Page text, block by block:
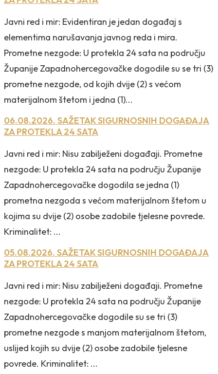
Javni red i mir: Evidentiran je jedan događaj s
elementima narušavanja javnog reda i mira.
Prometne nezgode: U protekla 24 sata na području
Županije Zapadnohercegovačke dogodile su se tri (3)
prometne nezgode, od kojih dvije (2) s većom
materijalnom štetom i jedna (1)...
06.08.2026. SAŽETAK SIGURNOSNIH DOGAĐAJA
ZA PROTEKLA 24 SATA
Javni red i mir: Nisu zabilježeni događaji. Prometne
nezgode: U protekla 24 sata na području Županije
Zapadnohercegovačke dogodila se jedna (1)
prometna nezgoda s većom materijalnom štetom u
kojima su dvije (2) osobe zadobile tjelesne povrede.
Kriminalitet: ...
05.08.2026. SAŽETAK SIGURNOSNIH DOGAĐAJA
ZA PROTEKLA 24 SATA
Javni red i mir: Nisu zabilježeni događaji. Prometne
nezgode: U protekla 24 sata na području Županije
Zapadnohercegovačke dogodile su se tri (3)
prometne nezgode s manjom materijalnom štetom,
uslijed kojih su dvije (2) osobe zadobile tjelesne
povrede. Kriminalitet: ...